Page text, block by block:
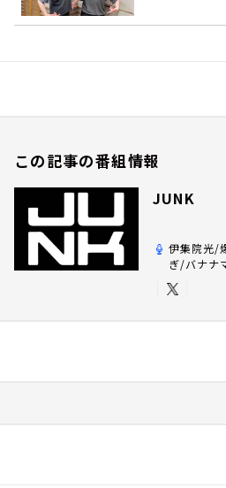
この記事の番組情報
JUNK
伊集院光/
ぎ/バナナ